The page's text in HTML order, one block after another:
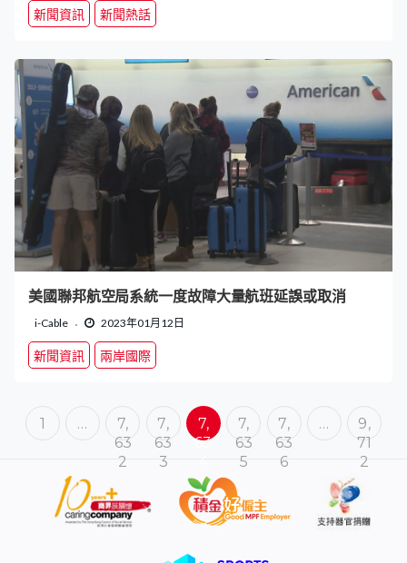
新聞資訊 新聞熱話
美國聯邦航空局系統一度故障大量航班延誤或取消
i-Cable 2023年01月12日
新聞資訊 兩岸國際
1 …
7,
63
2
7,
63
3
7,
63
7,
63
5
7,
63
6
…
9,
71
2